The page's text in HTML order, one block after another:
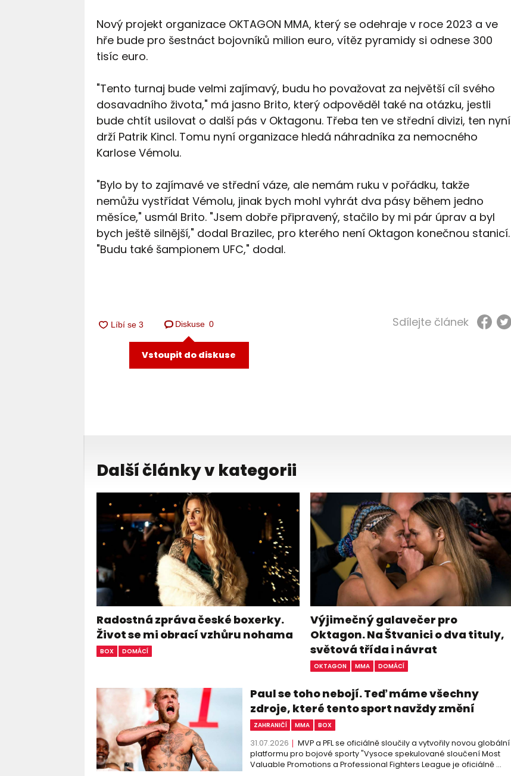
Nový projekt organizace OKTAGON MMA, který se odehraje v roce 2023 a ve
hře bude pro šestnáct bojovníků milion euro, vítěz pyramidy si odnese 300
tisíc euro.
"Tento turnaj bude velmi zajímavý, budu ho považovat za největší cíl svého
dosavadního života," má jasno Brito, který odpověděl také na otázku, jestli
bude chtít usilovat o další pás v Oktagonu. Třeba ten ve střední divizi, ten nyní
drží Patrik Kincl. Tomu nyní organizace hledá náhradníka za nemocného
Karlose Vémolu.
"Bylo by to zajímavé ve střední váze, ale nemám ruku v pořádku, takže
nemůžu vystřídat Vémolu, jinak bych mohl vyhrát dva pásy během jedno
měsíce," usmál Brito. "Jsem dobře připravený, stačilo by mi pár úprav a byl
bych ještě silnější," dodal Brazilec, pro kterého není Oktagon konečnou stanicí.
"Budu také šampionem UFC," dodal.
Diskuse 0
Vstoupit do diskuse
Sdílejte článek
Další články v kategorii
Radostná zpráva české boxerky.
Život se mi obrací vzhůru nohama
BOX DOMÁCÍ
Výjimečný galavečer pro
Oktagon. Na Štvanici o dva tituly,
světová třída i návrat
OKTAGON MMA DOMÁCÍ
Paul se toho nebojí. Teď máme všechny
zdroje, které tento sport navždy změní
ZAHRANIČÍ MMA BOX
31.07.2026
MVP a PFL se oficiálně sloučily a vytvořily novou globální
platformu pro bojové sporty "Vysoce spekulované sloučení Most
Valuable Promotions a Professional Fighters League je oficiálně ...